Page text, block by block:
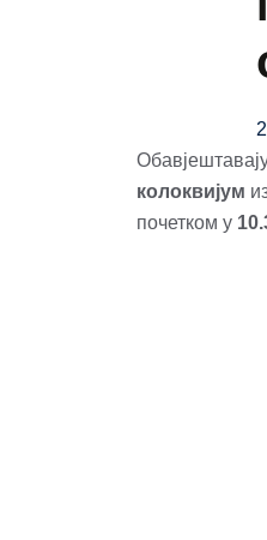
колоквијум
почетком у